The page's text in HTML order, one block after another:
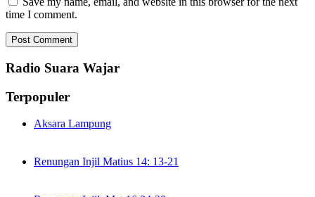
time I comment.
Radio Suara Wajar
Terpopuler
Aksara Lampung
Renungan Injil Matius 14: 13-21